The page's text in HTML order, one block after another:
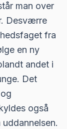
man over
Desværre
fra
en ny
andet i
Det
også